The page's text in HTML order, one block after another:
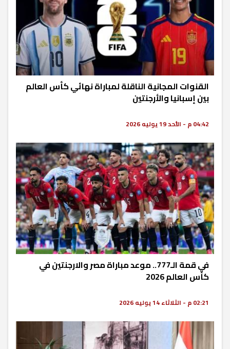
القنوات المجانية الناقلة لمباراة نهائي كأس العالم
بين إسبانيا والأرجنتين
04:42 م - الأحد 19 يوليه 2026
في قمة الـ777.. موعد مباراة مصر والارجنتين في
كأس العالم 2026
02:21 م - الثلاثاء 14 يوليه 2026